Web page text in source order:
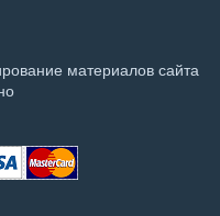
материалов сайта